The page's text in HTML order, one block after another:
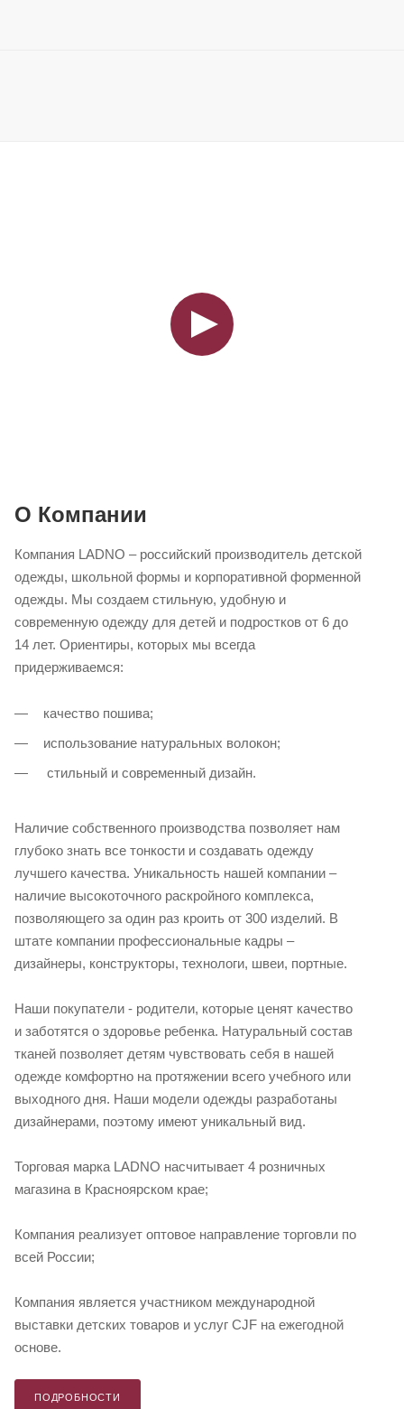
О Компании
Компания LADNO – российский производитель детской
одежды, школьной формы и корпоративной форменной
одежды. Мы создаем стильную, удобную и
современную одежду для детей и подростков от 6 до
14 лет. Ориентиры, которых мы всегда
придерживаемся:
качество пошива;
использование натуральных волокон;
стильный и современный дизайн.
Наличие собственного производства позволяет нам
глубоко знать все тонкости и создавать одежду
лучшего качества. Уникальность нашей компании –
наличие высокоточного раскройного комплекса,
позволяющего за один раз кроить от 300 изделий. В
штате компании профессиональные кадры –
дизайнеры, конструкторы, технологи, швеи, портные.
Наши покупатели - родители, которые ценят качество
и заботятся о здоровье ребенка. Натуральный состав
тканей позволяет детям чувствовать себя в нашей
одежде комфортно на протяжении всего учебного или
выходного дня. Наши модели одежды разработаны
дизайнерами, поэтому имеют уникальный вид.
Торговая марка LADNO насчитывает 4 розничных
магазина в Красноярском крае;
Компания реализует оптовое направление торговли по
всей России;
Компания является участником международной
выставки детских товаров и услуг CJF на ежегодной
основе.
ПОДРОБНОСТИ